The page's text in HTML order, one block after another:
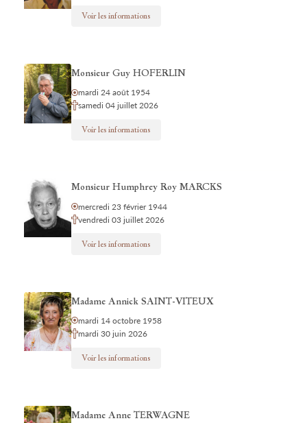
Voir les informations
Monsieur Guy HOFERLIN
mardi 24 août 1954
samedi 04 juillet 2026
Voir les informations
Monsieur Humphrey Roy MARCKS
mercredi 23 février 1944
vendredi 03 juillet 2026
Voir les informations
Madame Annick SAINT-VITEUX
mardi 14 octobre 1958
mardi 30 juin 2026
Voir les informations
Madame Anne TERWAGNE